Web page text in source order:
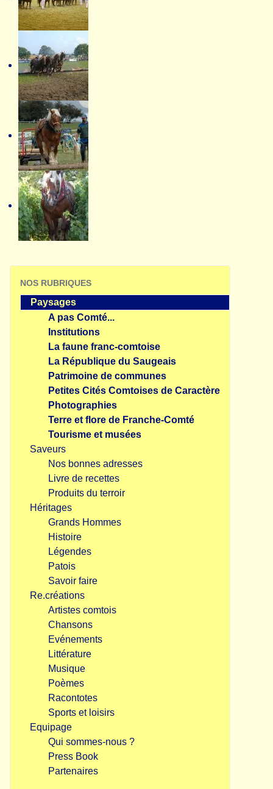
NOS RUBRIQUES
Paysages
A pas Comté...
Institutions
La faune franc-comtoise
La République du Saugeais
Patrimoine de communes
Petites Cités Comtoises de Caractère
Photographies
Terre et flore de Franche-Comté
Tourisme et musées
Saveurs
Nos bonnes adresses
Livre de recettes
Produits du terroir
Héritages
Grands Hommes
Histoire
Légendes
Patois
Savoir faire
Re.créations
Artistes comtois
Chansons
Evénements
Littérature
Musique
Poèmes
Racontotes
Sports et loisirs
Equipage
Qui sommes-nous ?
Press Book
Partenaires